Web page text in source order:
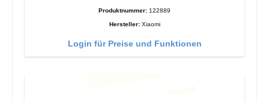
Produktnummer: 122889
Hersteller: Xiaomi
Login für Preise und Funktionen